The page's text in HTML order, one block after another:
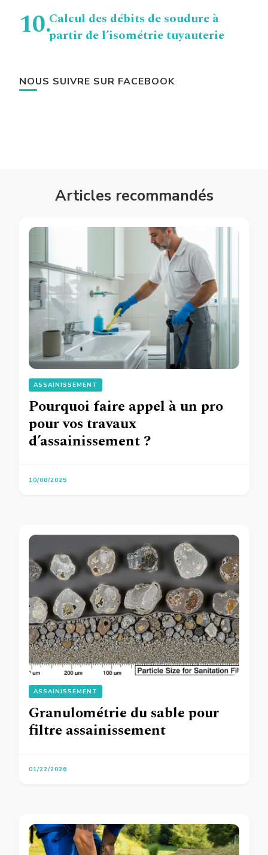
Calcul des débits de soudure à
partir de l’isométrie tuyauterie
NOUS SUIVRE SUR FACEBOOK
Articles recommandés
ASSAINISSEMENT
Pourquoi faire appel à un pro
pour vos travaux
d’assainissement ?
10/08/2025
ASSAINISSEMENT
Granulométrie du sable pour
filtre assainissement
01/22/2026